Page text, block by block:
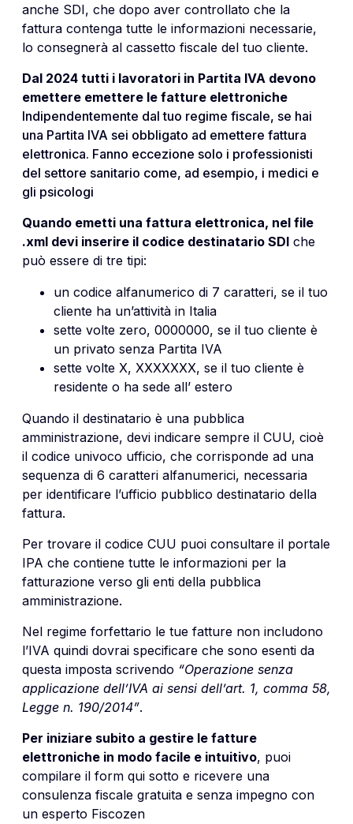
anche SDI, che dopo aver controllato che la
fattura contenga tutte le informazioni necessarie,
lo consegnerà al cassetto fiscale del tuo cliente.
Dal 2024 tutti i lavoratori in Partita IVA devono
emettere emettere le fatture elettroniche
Indipendentemente dal tuo regime fiscale, se hai
una Partita IVA sei obbligato ad emettere fattura
elettronica. Fanno eccezione solo i professionisti
del settore sanitario come, ad esempio, i medici e
gli psicologi
Quando emetti una fattura elettronica, nel file
.xml devi inserire il codice destinatario SDI che
può essere di tre tipi:
un codice alfanumerico di 7 caratteri, se il tuo
cliente ha un’attività in Italia
sette volte zero, 0000000, se il tuo cliente è
un privato senza Partita IVA
sette volte X, XXXXXXX, se il tuo cliente è
residente o ha sede all’ estero
Quando il destinatario è una pubblica
amministrazione, devi indicare sempre il CUU, cioè
il codice univoco ufficio, che corrisponde ad una
sequenza di 6 caratteri alfanumerici, necessaria
per identificare l’ufficio pubblico destinatario della
fattura.
Per trovare il codice CUU puoi consultare il portale
IPA che contiene tutte le informazioni per la
fatturazione verso gli enti della pubblica
amministrazione.
Nel regime forfettario le tue fatture non includono
l’IVA quindi dovrai specificare che sono esenti da
questa imposta scrivendo “Operazione senza
applicazione dell’IVA ai sensi dell’art. 1, comma 58,
Legge n. 190/2014”.
Per iniziare subito a gestire le fatture
elettroniche in modo facile e intuitivo, puoi
compilare il form qui sotto e ricevere una
consulenza fiscale gratuita e senza impegno con
un esperto Fiscozen